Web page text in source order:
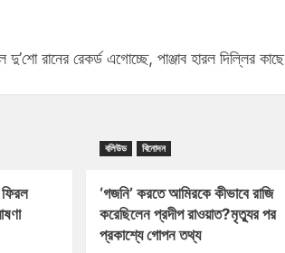
রানের রেকর্ড এগোচ্ছে, পাঞ্জাব হারল দিল্লির কাছে
বলিউড বিনোদন
‘গজনি’ করতে আমিরকে কীভাবে রাজি
করেছিলেন প্রদীপ রাওয়াত?মৃত্যুর পর
প্রকাশ্যে গোপন তথ্য